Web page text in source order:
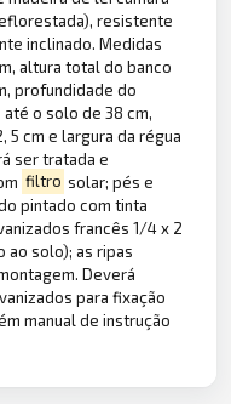
resistente
inclinado. Medidas
altura total do banco
profundidade do
o solo de 38 cm,
5 cm e largura da régua
ser tratada e
filtro solar; pés e
pintado com tinta
francês 1/4 x 2
ao solo); as ripas
Deverá
para fixação
manual de instrução